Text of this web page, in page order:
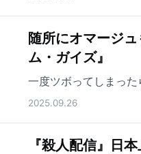
随所にオマージ
ム・ガイズ』
一度ツボってしまっ
2025.09.26
『殺人配信』日